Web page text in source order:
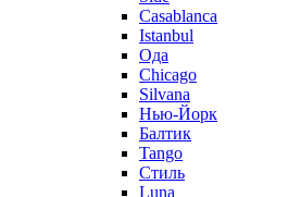
Casablanca
Istanbul
Ода
Chicago
Silvana
Нью-Йорк
Балтик
Tango
Стиль
Luna